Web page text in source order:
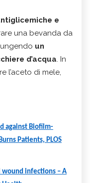
e
una bevanda da
un
d’acqua. In
l’aceto di mele,
against Biofilm-
Patients, PLOS
infections – A